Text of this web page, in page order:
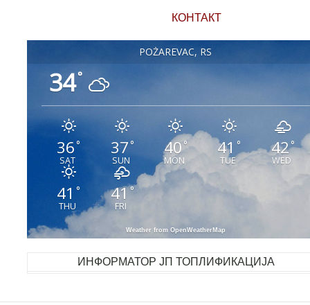
КОНТАКТ
POŽAREVAC, RS
34°
36°
SAT
37 °
SUN
40°
MON
41 °
TUE
42°
WED
41 °
THU
41°
FRI
Weather from OpenWeatherMap
ИНФОРМАТОР ЈП ТОПЛИФИКАЦИЈА